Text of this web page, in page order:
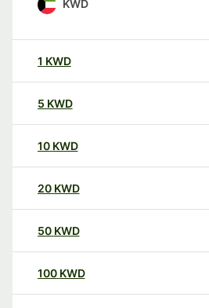
KWD
1 KWD
5 KWD
10 KWD
20 KWD
50 KWD
100 KWD